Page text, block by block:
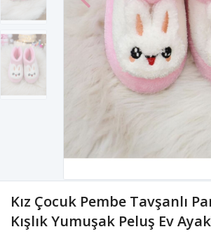
Kız Çocuk Pembe Tavşanlı
Kışlık Yumuşak Peluş Ev